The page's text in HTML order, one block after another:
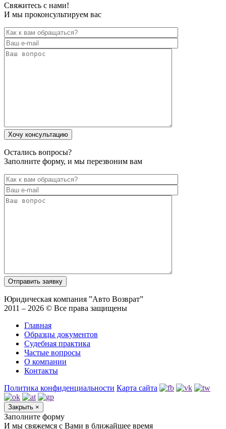
Свяжитесь с нами!
И мы проконсультируем вас
Остались вопросы?
Заполните форму, и мы перезвоним вам
Юридическая компания ”Авто Возврат”
2011 – 2026 © Все права защищены
Главная
Образцы документов
Судебная практика
Частые вопросы
О компании
Контакты
Политика конфиденциальности Карта сайта
Закрыть ×
Заполните форму
И мы свяжемся с Вами в ближайшее время